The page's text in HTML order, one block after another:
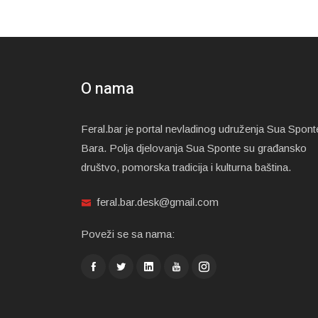
O nama
Feral.bar je portal nevladinog udruženja Sua
Bara. Polja djelovanja Sua Sponte su građansko
društvo, pomorska tradicija i kulturna baština.
feral.bar.desk@gmail.com
Poveži se sa nama: